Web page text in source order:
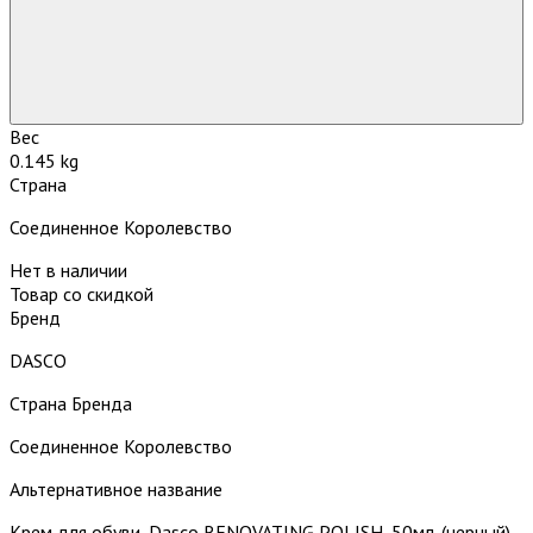
Вес
0.145 kg
Страна
Соединенное Королевство
Нет в наличии
Товар со скидкой
Бренд
DASCO
Страна Бренда
Соединенное Королевство
Альтернативное название